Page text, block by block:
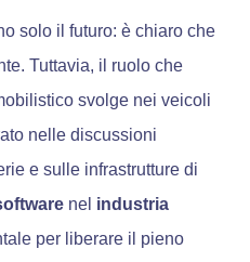
solo il futuro: è chiaro che
Tuttavia, il ruolo che
svolge nei veicoli
nelle discussioni
e sulle infrastrutture di
nel industria
per liberare il pieno